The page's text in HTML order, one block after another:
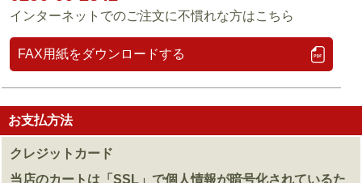
インターネットでのご注文に不慣れな方はこちら
FAX用紙をダウンロードする
お支払方法
クレジットカード
当店のカートは「SSL」で個人情報が暗号化されているた